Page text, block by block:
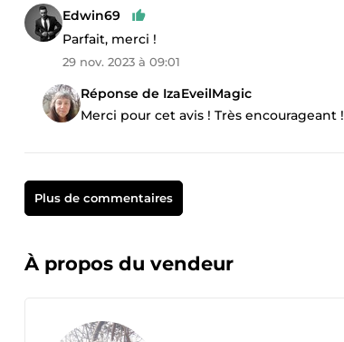
Edwin69
Parfait, merci !
29 nov. 2023 à 09:01
Réponse de IzaEveilMagic
Merci pour cet avis ! Très encourageant !
Plus de commentaires
À propos du vendeur